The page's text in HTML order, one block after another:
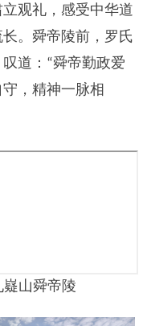
观礼，感受中华道
。舜帝陵前，罗氏
道： “舜帝勤政爱
，精神一脉相
山舜帝陵